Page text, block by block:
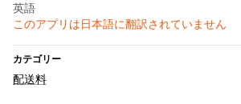
英語
このアプリは日本語に翻訳されていません
カテゴリー
配送料